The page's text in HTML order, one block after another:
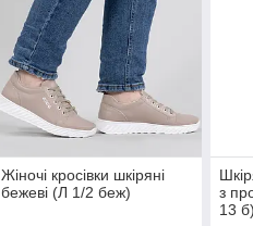
Жіночі кросівки шкіряні
бежеві (Л 1/2 беж)
з
13